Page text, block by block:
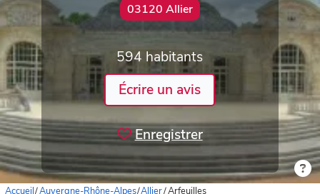
03120 Allier
594 habitants
Écrire un avis
Enregistrer
Accueil/Auvergne-Rhône-Alpes/Allier/Arfeuilles